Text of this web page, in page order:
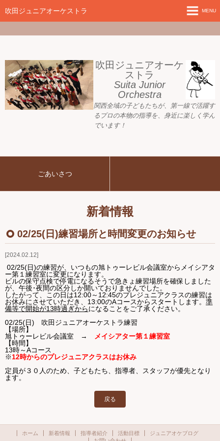
verification=nW1XDOjsXUeBk5Tr0WL2kTnlmTP78udH3yRHAbTSBv8
吹田ジュニアオーケストラ
吹田ジュニアオーケ
ストラ
Suita Junior
Orchestra
関西全域の子どもたちが、
第一線で活躍す
るプロの本物の指導を、身近に楽しく学ん
でいます！
MENU
ホーム
新着情報
活動目標
指導者ご紹介
プレジュニア クラス
Ｑ＆Ａ
お問い合わせ
ジュニアオケブログ
ごあいさつ
新着情報
2024.02.12
02/25(日)練習場所と時間変更のお知らせ
02/25(日)の練習が、いつもの旭トゥーレビル会議室からメイシアタ
ー第１練習室に変更になります。
ビルの保守点検で停電になるそうで急きょ練習場所を確保しました
が、午後･夜間の区分しか開いておりませんでした。
したがって、この日は12:00～12:45のプレジュニアクラスの練習は
お休みにさせていただき、13:00のAコースからスタートします。 準
備等で開始が13時過ぎからになることをご了承ください。
02/25(日) 吹田ジュニアオーケストラ練習
【場所】
旭トゥーレビル会議室 →
メイシアター第１練習室
【時間】
13時～Aコース
※12時からのプレジュニアクラスはお休み
定員が３０人のため、子どもたち、指導者、スタッフが優先となり
ます。
戻る
ホーム 新着情報 指導者紹介 活動目標
ジュニアオケブログ